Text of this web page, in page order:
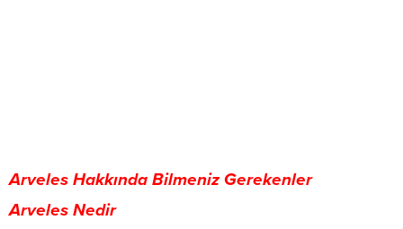
Arveles Hakkında Bilmeniz Gerekenler
Arveles Nedir